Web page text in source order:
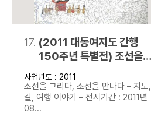
17. (2011 대동여지도 간행
150주년 특별전) 조선을
그리다, 조선을 만나다
사업년도 : 2011
조선을 그리다, 조선을 만나다 – 지도,
길, 여행 이야기 – 전시기간 : 2011년
08...